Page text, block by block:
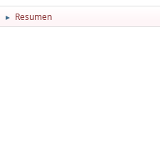
► Resumen